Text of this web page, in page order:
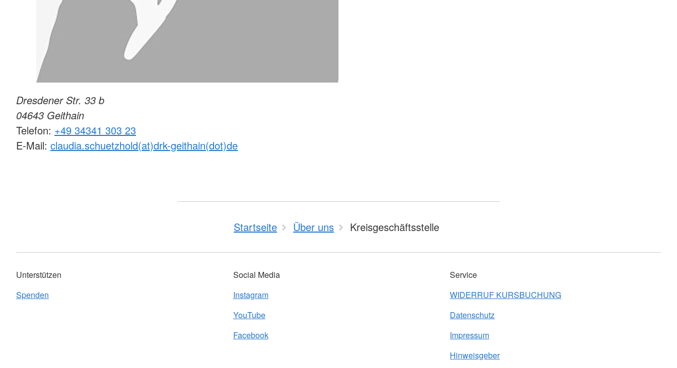
Dresdener Str. 33 b
04643 Geithain
Telefon: +49 34341 303 23
E-Mail: claudia.schuetzhold(at)drk-geithain(dot)de
Startseite Über uns Kreisgeschäftsstelle
Unterstützen
Spenden
Social Media
Instagram
YouTube
Facebook
Service
WIDERRUF KURSBUCHUNG
Datenschutz
Impressum
Hinweisgeber